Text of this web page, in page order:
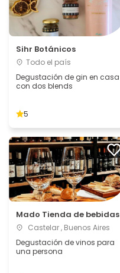
Sihr Botánicos
Todo el país
Degustación de gin en casa
con dos blends
5
Mado Tienda de bebidas
Castelar , Buenos Aires
Degustación de vinos para
una persona